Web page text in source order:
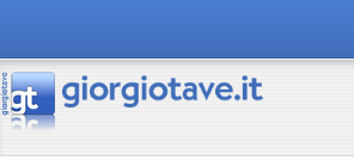
connect gt